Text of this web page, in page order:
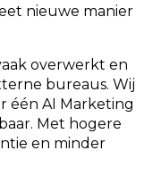
nieuwe manier
overwerkt en
bureaus. Wij
één AI Marketing
Met hogere
en minder